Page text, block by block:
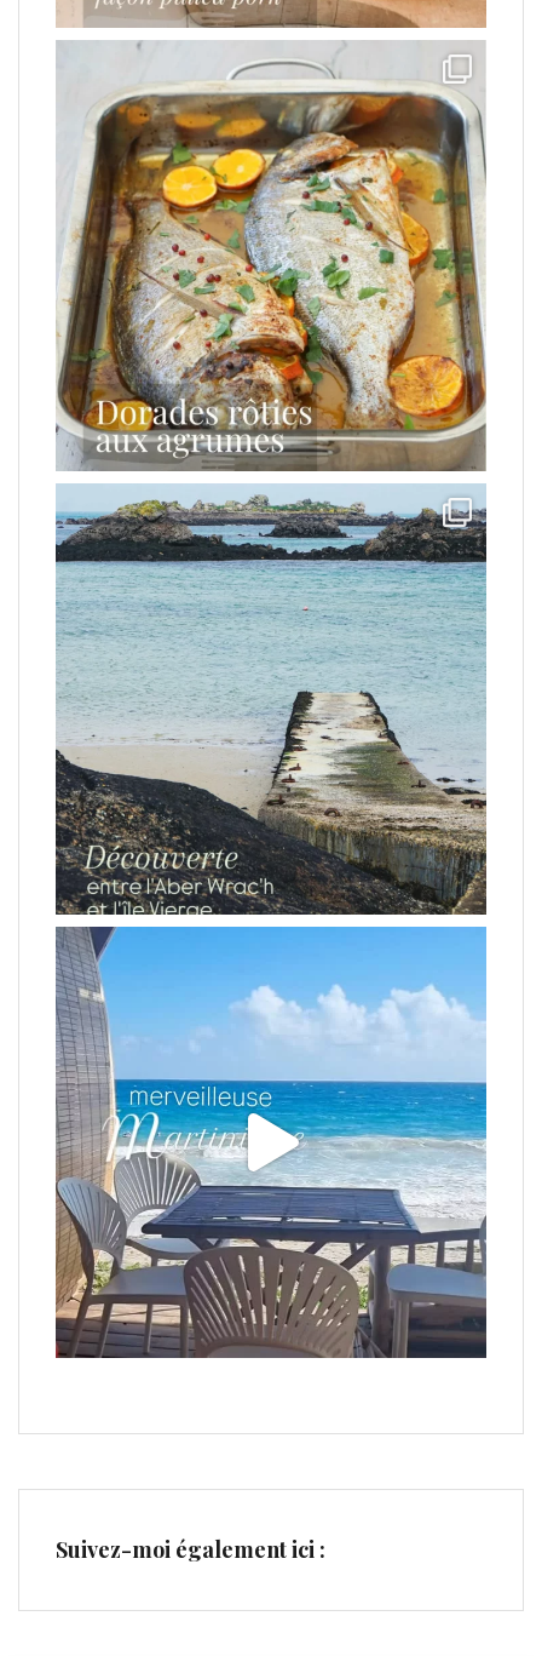
Suivez-moi également ici :